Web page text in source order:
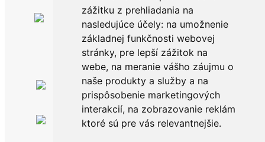
zážitku z prehliadania na
nasledujúce účely: na umožnenie
základnej funkčnosti webovej
stránky, pre lepší zážitok na
webe, na meranie vášho záujmu o
naše produkty a služby a na
prispôsobenie marketingových
interakcií, na zobrazovanie reklám
ktoré sú pre vás relevantnejšie.
Po-Pia: 8.00 -16.00
0911 999 361
Po-Pia: 8.00 -16.00
info@topankaren.sk